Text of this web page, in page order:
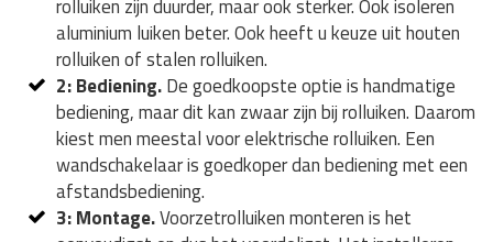
rolluiken zijn duurder, maar ook sterker. Ook isoleren
aluminium luiken beter. Ook heeft u keuze uit houten
rolluiken of stalen rolluiken.
2: Bediening.De goedkoopste optie is handmatige
bediening, maar dit kan zwaar zijn bij rolluiken. Daarom
kiest men meestal voor elektrische rolluiken. Een
wandschakelaar is goedkoper dan bediening met een
afstandsbediening.
3: Montage.Voorzetrolluiken monteren is het